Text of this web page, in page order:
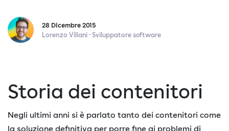
28 Dicembre 2015
Lorenzo Villani · Sviluppatore software
Storia dei contenitori
Negli ultimi anni si è parlato tanto dei contenitori come
la soluzione definitiva per porre fine ai problemi di